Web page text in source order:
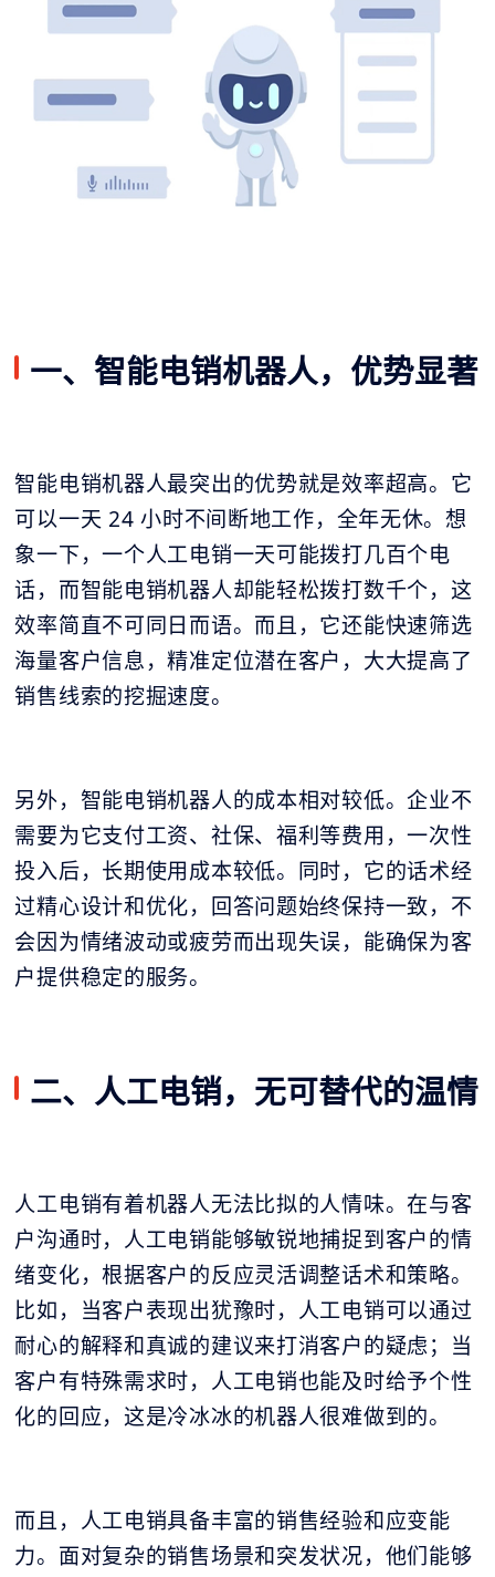
一、智能电销机器人，优势显著
智能电销机器人最突出的优势就是效率超高。它
可以一天 24 小时不间断地工作，全年无休。想
象一下，一个人工电销一天可能拨打几百个电
话，而智能电销机器人却能轻松拨打数千个，这
效率简直不可同日而语。而且，它还能快速筛选
海量客户信息，精准定位潜在客户，大大提高了
销售线索的挖掘速度。
另外，智能电销机器人的成本相对较低。企业不
需要为它支付工资、社保、福利等费用，一次性
投入后，长期使用成本较低。同时，它的话术经
过精心设计和优化，回答问题始终保持一致，不
会因为情绪波动或疲劳而出现失误，能确保为客
户提供稳定的服务。
二、人工电销，无可替代的温情
人工电销有着机器人无法比拟的人情味。在与客
户沟通时，人工电销能够敏锐地捕捉到客户的情
绪变化，根据客户的反应灵活调整话术和策略。
比如，当客户表现出犹豫时，人工电销可以通过
耐心的解释和真诚的建议来打消客户的疑虑；当
客户有特殊需求时，人工电销也能及时给予个性
化的回应，这是冷冰冰的机器人很难做到的。
而且，人工电销具备丰富的销售经验和应变能
力。面对复杂的销售场景和突发状况，他们能够